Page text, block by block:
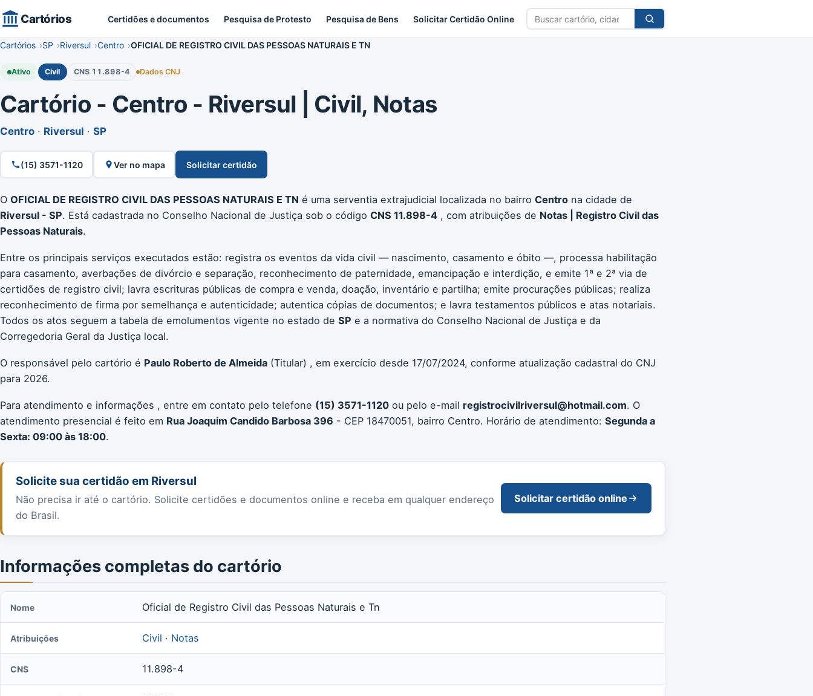
Cartórios Certidões e documentos Pesquisa de Protesto Pesquisa de Bens Solicitar Certidão Online
Buscar
cartório
Cartórios SP Riversul Centro OFICIAL DE REGISTRO CIVIL DAS PESSOAS NATURAIS E TN
Ativo Civil CNS 11.898-4 Dados CNJ
Cartório - Centro - Riversul | Civil, Notas
Centro · Riversul · SP
(15) 3571-1120 Ver no mapa Solicitar certidão
O OFICIAL DE REGISTRO CIVIL DAS PESSOAS NATURAIS E TN é uma serventia extrajudicial localizada no bairro Centro na cidade de
Riversul - SP. Está cadastrada no Conselho Nacional de Justiça sob o código CNS 11.898-4 , com atribuições de Notas | Registro Civil das
Pessoas Naturais.
Entre os principais serviços executados estão: registra os eventos da vida civil — nascimento, casamento e óbito —, processa habilitação
para casamento, averbações de divórcio e separação, reconhecimento de paternidade, emancipação e interdição, e emite 1ª e 2ª via de
certidões de registro civil; lavra escrituras públicas de compra e venda, doação, inventário e partilha; emite procurações públicas; realiza
reconhecimento de firma por semelhança e autenticidade; autentica cópias de documentos; e lavra testamentos públicos e atas notariais.
Todos os atos seguem a tabela de emolumentos vigente no estado de SP e a normativa do Conselho Nacional de Justiça e da
Corregedoria Geral da Justiça local.
O responsável pelo cartório é Paulo Roberto de Almeida (Titular) , em exercício desde 17/07/2024, conforme atualização cadastral do CNJ
para 2026.
Para atendimento e informações , entre em contato pelo telefone (15) 3571-1120 ou pelo e-mail registrocivilriversul@hotmail.com. O
atendimento presencial é feito em Rua Joaquim Candido Barbosa 396 - CEP 18470051, bairro Centro. Horário de atendimento: Segunda a
Sexta: 09:00 às 18:00.
Solicite sua certidão em Riversul
Não precisa ir até o cartório. Solicite certidões e documentos online e receba em qualquer endereço
do Brasil.
Solicitar certidão online
Informações completas do cartório
Nome Oficial de Registro Civil das Pessoas Naturais e Tn
Atribuições Civil · Notas
CNS 11.898-4